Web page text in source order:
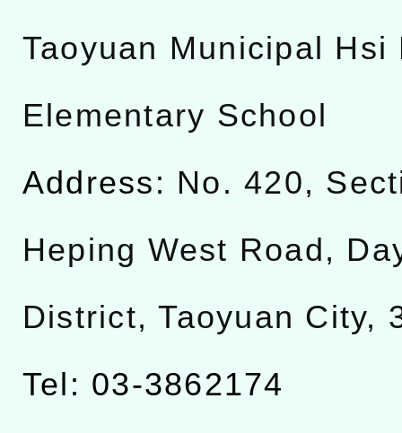
Taoyuan Municipal Hsi
Elementary School
Address: No. 420,
Heping West Road,
District, Taoyuan City,
Tel: 03-3862174